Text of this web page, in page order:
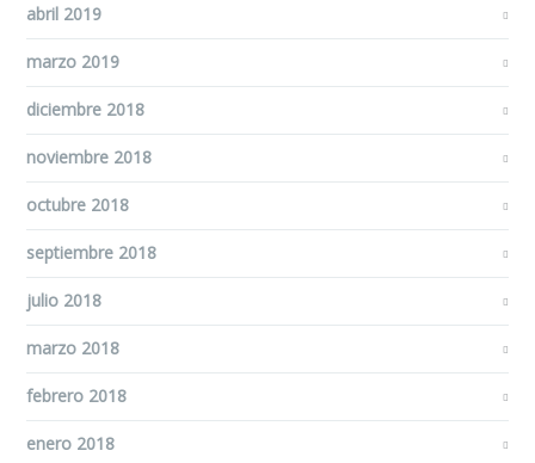
abril 2019
marzo 2019
diciembre 2018
noviembre 2018
octubre 2018
septiembre 2018
julio 2018
marzo 2018
febrero 2018
enero 2018